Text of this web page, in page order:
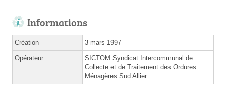
Informations
Création 3 mars 1997
Opérateur
SICTOM Syndicat Intercommunal de
Collecte et de Traitement des Ordures
Ménagères Sud Allier